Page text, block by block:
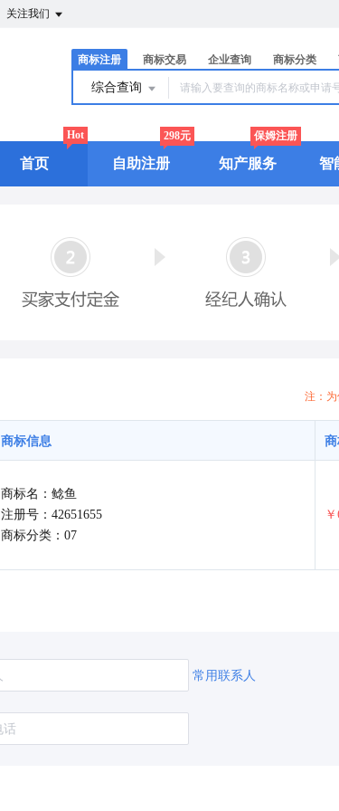
关注我们
商标注册 商标交易 企业查询 商标分类
综合查询
首页
Hot
自助注册
298元
知产服务
保姆注册
智
注：
商标信息
商标名：鲶鱼
注册号：42651655
商标分类：07
常用联系人